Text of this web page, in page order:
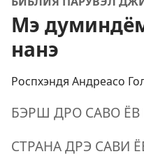
Мэ
нанэ
Роспхэндя Андреасо
БЭРШ ДРО САВО
СТРАНА ДРЭ САВИ